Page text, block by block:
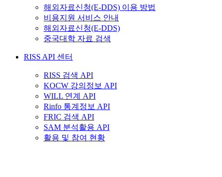
해외자료신청(E-DDS) 이용 방법
비용지원 서비스 안내
해외자료신청(E-DDS)
중국대학 자료 검색
RISS API 센터
RISS 검색 API
KOCW 강의정보 API
WILL 연계 API
Rinfo 통계정보 API
FRIC 검색 API
SAM 분석활용 API
활용 및 참여 현황